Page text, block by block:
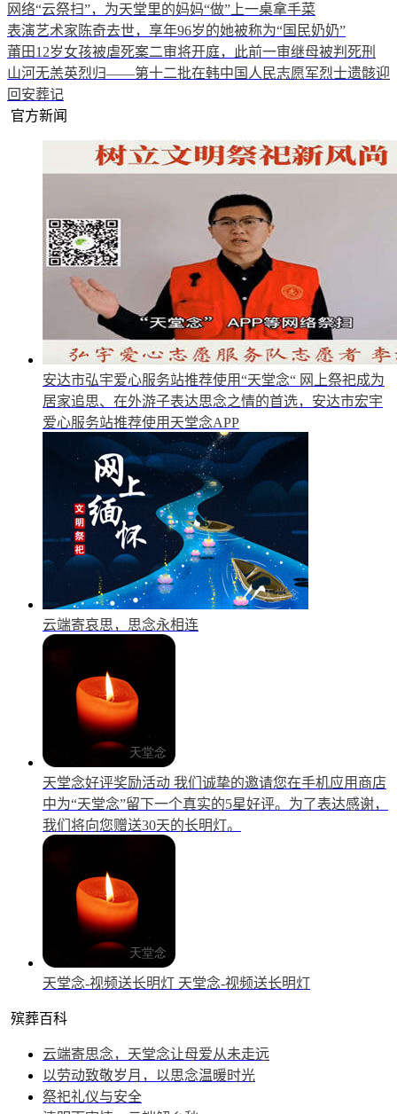
网络“云祭扫”，为天堂里的妈妈“做”上一桌拿手菜
表演艺术家陈奇去世，享年96岁的她被称为“国民奶奶”
莆田12岁女孩被虐死案二审将开庭，此前一审继母被判死刑
山河无恙英烈归——第十二批在韩中国人民志愿军烈士遗骸迎
回安葬记
官方新闻
安达市弘宇爱心服务站推荐使用“天堂念“ 网上祭祀成为
居家追思、在外游子表达思念之情的首选，安达市宏宇
爱心服务站推荐使用天堂念APP
云端寄哀思，思念永相连
天堂念好评奖励活动 我们诚挚的邀请您在手机应用商店
中为“天堂念”留下一个真实的5星好评。为了表达感谢，
我们将向您赠送30天的长明灯。
天堂念-视频送长明灯 天堂念-视频送长明灯
殡葬百科
云端寄思念，天堂念让母爱从未走远
以劳动致敬岁月，以思念温暖时光
祭祀礼仪与安全